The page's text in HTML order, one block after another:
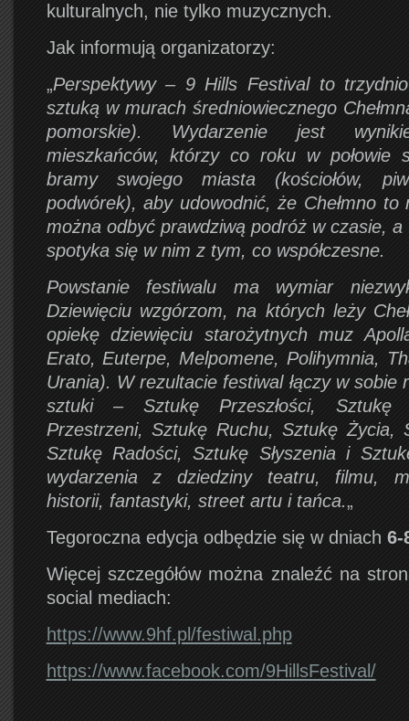
kulturalnych, nie tylko muzycznych.
Jak informują organizatorzy:
„Perspektywy – 9 Hills Festival to
sztuką w murach średniowiecznego
pomorskie). Wydarzenie jest
mieszkańców, którzy co roku w połowie
bramy swojego miasta (kościołów,
podwórek), aby udowodnić, że Chełmno
można odbyć prawdziwą podróż w czasie,
spotyka się w nim z tym, co współczesne.
Powstanie festiwalu ma wymiar
Dziewięciu wzgórzom, na których leży
opiekę dziewięciu starożytnych muz
Erato, Euterpe, Melpomene, Polihymnia,
Urania). W rezultacie festiwal łączy w sobie
sztuki – Sztukę Przeszłości, Sztukę
Przestrzeni, Sztukę Ruchu, Sztukę Życia,
Sztukę Radości, Sztukę Słyszenia i
wydarzenia z dziedziny teatru, filmu,
historii, fantastyki, street artu i tańca.„
Tegoroczna edycja odbędzie się w dniach 6-
Więcej szczegółów można znaleźć na
social mediach:
https://www.9hf.pl/festiwal.php
https://www.facebook.com/9HillsFestival/